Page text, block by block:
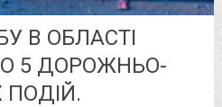
В ОБЛАСТІ
5 ДОРОЖНЬО-